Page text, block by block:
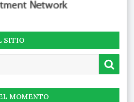
SITIO
MOMENTO